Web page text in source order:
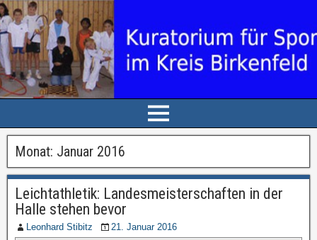
Monat: Januar 2016
Leichtathletik: Landesmeisterschaften in der
Halle stehen bevor
Leonhard Stibitz 21. Januar 2016